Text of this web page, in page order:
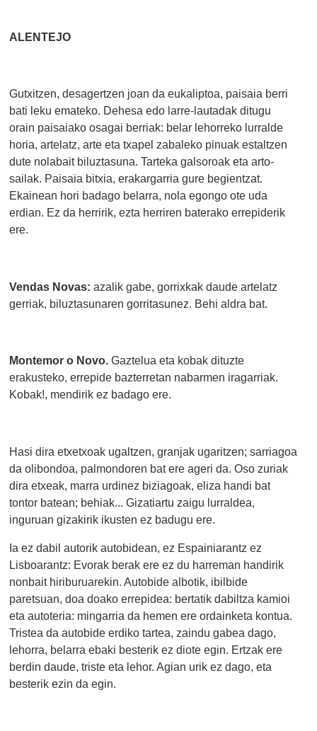
ALENTEJO
Gutxitzen, desagertzen joan da eukaliptoa, paisaia berri
bati leku emateko. Dehesa edo larre-lautadak ditugu
orain paisaiako osagai berriak: belar lehorreko lurralde
horia, artelatz, arte eta txapel zabaleko pinuak estaltzen
dute nolabait biluztasuna. Tarteka galsoroak eta arto-
sailak. Paisaia bitxia, erakargarria gure begientzat.
Ekainean hori badago belarra, nola egongo ote uda
erdian. Ez da herririk, ezta herriren baterako errepiderik
ere.
Vendas Novas:azalik gabe, gorrixkak daude artelatz
gerriak, biluztasunaren gorritasunez. Behi aldra bat.
Montemor o Novo.Gaztelua eta kobak dituzte
erakusteko, errepide bazterretan nabarmen iragarriak.
Kobak!, mendirik ez badago ere.
Hasi dira etxetxoak ugaltzen, granjak ugaritzen; sarriagoa
da olibondoa, palmondoren bat ere ageri da. Oso zuriak
dira etxeak, marra urdinez biziagoak, eliza handi bat
tontor batean; behiak... Gizatiartu zaigu lurraldea,
inguruan gizakirik ikusten ez badugu ere.
Ia ez dabil autorik autobidean, ez Espainiarantz ez
Lisboarantz: Evorak berak ere ez du harreman handirik
nonbait hiriburuarekin. Autobide albotik, ibilbide
paretsuan, doa doako errepidea: bertatik dabiltza kamioi
eta autoteria: mingarria da hemen ere ordainketa kontua.
Tristea da autobide erdiko tartea, zaindu gabea dago,
lehorra, belarra ebaki besterik ez diote egin. Ertzak ere
berdin daude, triste eta lehor. Agian urik ez dago, eta
besterik ezin da egin.